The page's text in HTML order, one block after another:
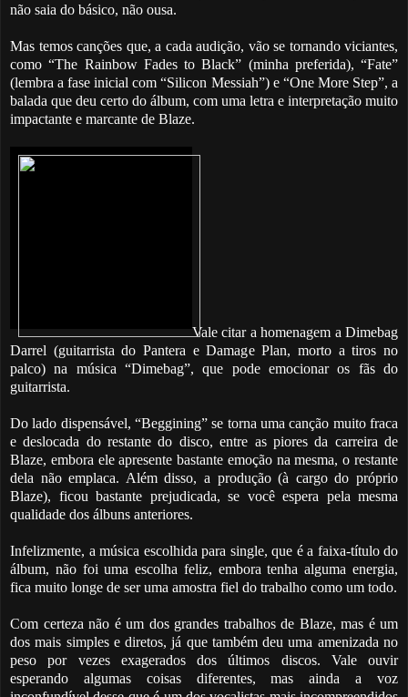
não saia do básico, não ousa.
Mas temos canções que, a cada audição, vão se tornando viciantes,
como “The Rainbow Fades to Black” (minha preferida), “Fate”
(lembra a fase inicial com “Silicon Messiah”) e “One More Step”, a
balada que deu certo do álbum, com uma letra e interpretação muito
impactante e marcante de Blaze.
Vale citar a homenagem a Dimebag
Darrel (guitarrista do Pantera e Damage Plan, morto a tiros no
palco) na música “Dimebag”, que pode emocionar os fãs do
guitarrista.
Do lado dispensável, “Beggining” se torna uma canção muito fraca
e deslocada do restante do disco, entre as piores da carreira de
Blaze, embora ele apresente bastante emoção na mesma, o restante
dela não emplaca. Além disso, a produção (à cargo do próprio
Blaze), ficou bastante prejudicada, se você espera pela mesma
qualidade dos álbuns anteriores.
Infelizmente, a música escolhida para single, que é a faixa-título do
álbum, não foi uma escolha feliz, embora tenha alguma energia,
fica muito longe de ser uma amostra fiel do trabalho como um todo.
Com certeza não é um dos grandes trabalhos de Blaze, mas é um
dos mais simples e diretos, já que também deu uma amenizada no
peso por vezes exagerados dos últimos discos. Vale ouvir
esperando algumas coisas diferentes, mas ainda a voz